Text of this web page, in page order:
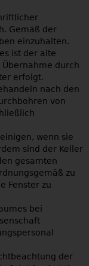
Gemäß der
einzuhalten.
ist der alte
durch
erfolgt.
nach den
von
wenn sie
sind der Keller
gesamten
zu
Fenster zu
bei
der